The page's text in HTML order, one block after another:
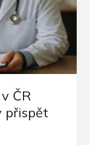
ČR
přispět